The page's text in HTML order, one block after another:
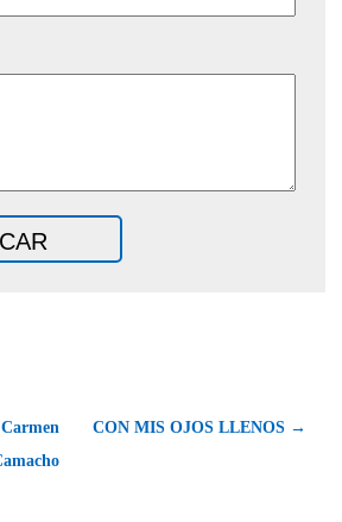
CON MIS OJOS LLENOS →